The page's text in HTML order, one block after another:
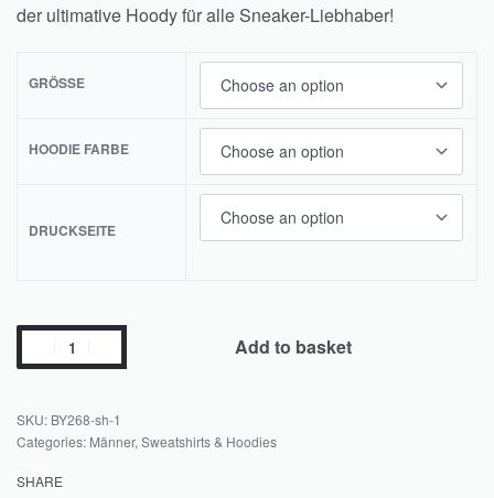
der ultimative Hoody für alle Sneaker-Liebhaber!
GRÖSSE
HOODIE FARBE
DRUCKSEITE
Add to basket
BY268-sh-1
Categories: Männer, Sweatshirts & Hoodies
SHARE